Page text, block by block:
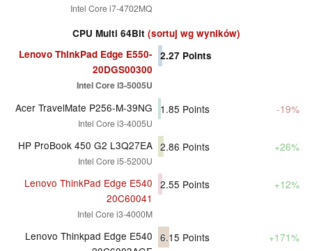
Intel Core i7-4702MQ
CPU Multi 64Bit (sortuj wg wyników)
Lenovo ThinkPad Edge E550-
20DGS00300
Intel Core i3-5005U
2.27 Points
Acer TravelMate P256-M-39NG
Intel Core i3-4005U
1.85 Points -19%
HP ProBook 450 G2 L3Q27EA
Intel Core i5-5200U
2.86 Points +26%
Lenovo ThinkPad Edge E540
20C60041
Intel Core i3-4000M
2.55 Points +12%
Lenovo Thinkpad Edge E540 6.15 Points +171%